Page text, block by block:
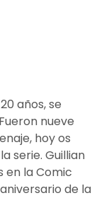
años, se
nueve
hoy os
serie. Guillian
en la Comic
de la